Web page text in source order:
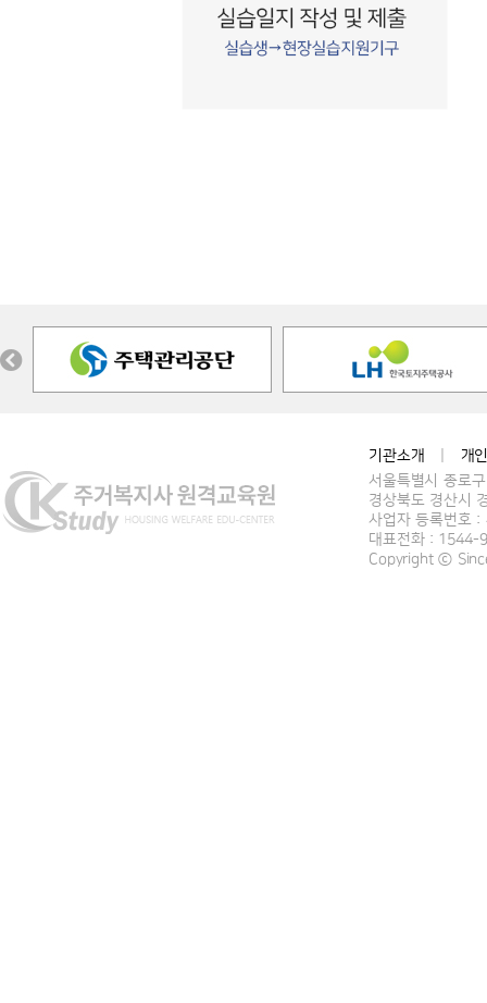
기관소개
개
서울특별시 종로
경상북도 경산시
사업자 등록번호
대표전화 : 1544-
Copyright ⓒ